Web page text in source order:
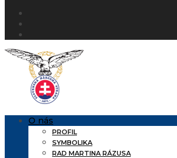
O nás
PROFIL
SYMBOLIKA
RAD MARTINA RÁZUSA